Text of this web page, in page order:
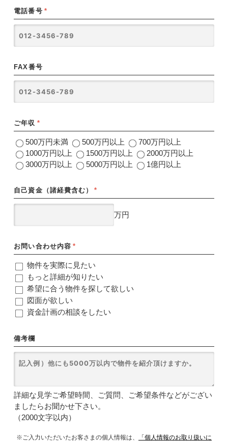
電話番号 *
FAX番号
ご年収 *
500万円未満 500万円以上
700万円以上
1000万円以上
1500万円以上
2000万円以上
3000万円以上
5000万円以上 1億円以上
自己資金（諸経費含む） *
万円
お問い合わせ内容 *
物件を実際に見たい
もっと詳細が知りたい
希望に合う物件を探して欲しい
図面が欲しい
資金計画の相談をしたい
備考欄
詳細な見学ご希望時間、ご質問、ご希望条件などがござい
ましたらお聞かせ下さい。
（2000文字以内）
※ご入力いただいたお客さまの個人情報は、
「個人情報のお取り扱いに